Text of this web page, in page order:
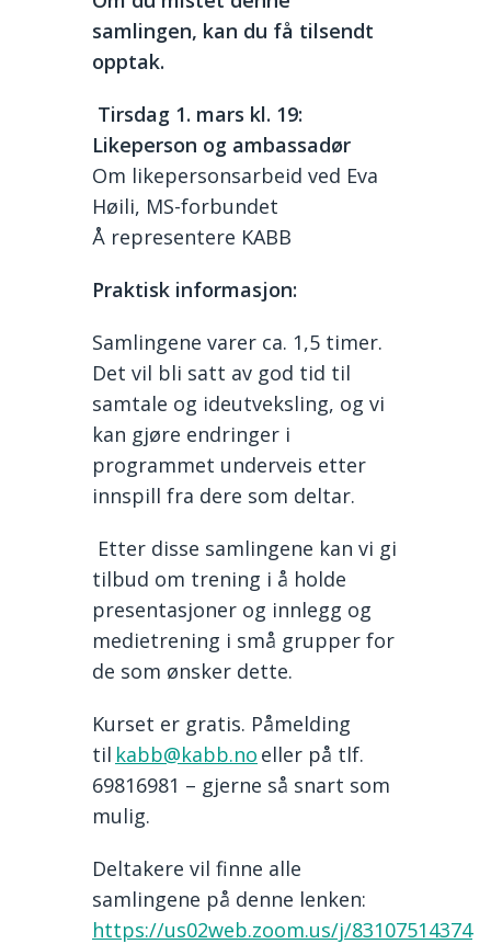
samlingen, kan du få tilsendt
opptak.
Tirsdag 1. mars kl. 19:
Likeperson og ambassadør
Om likepersonsarbeid ved Eva
Høili, MS-forbundet
Å representere KABB
Praktisk informasjon:
Samlingene varer ca. 1,5 timer.
Det vil bli satt av god tid til
samtale og ideutveksling, og vi
kan gjøre endringer i
programmet underveis etter
innspill fra dere som deltar.
Etter disse samlingene kan vi gi
tilbud om trening i å holde
presentasjoner og innlegg og
medietrening i små grupper for
de som ønsker dette.
Kurset er gratis. Påmelding
til kabb@kabb.no eller på tlf.
69816981 – gjerne så snart som
mulig.
Deltakere vil finne alle
samlingene på denne lenken:
https://us02web.zoom.us/j/83107514374